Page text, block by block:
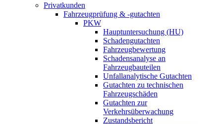
Privatkunden
Fahrzeugprüfung & -gutachten
PKW
Hauptuntersuchung (HU)
Schadengutachten
Fahrzeugbewertung
Schadensanalyse an
Fahrzeugbauteilen
Unfallanalytische Gutachten
Gutachten zu technischen
Fahrzeugschäden
Gutachten zur
Verkehrsüberwachung
Zustandsbericht